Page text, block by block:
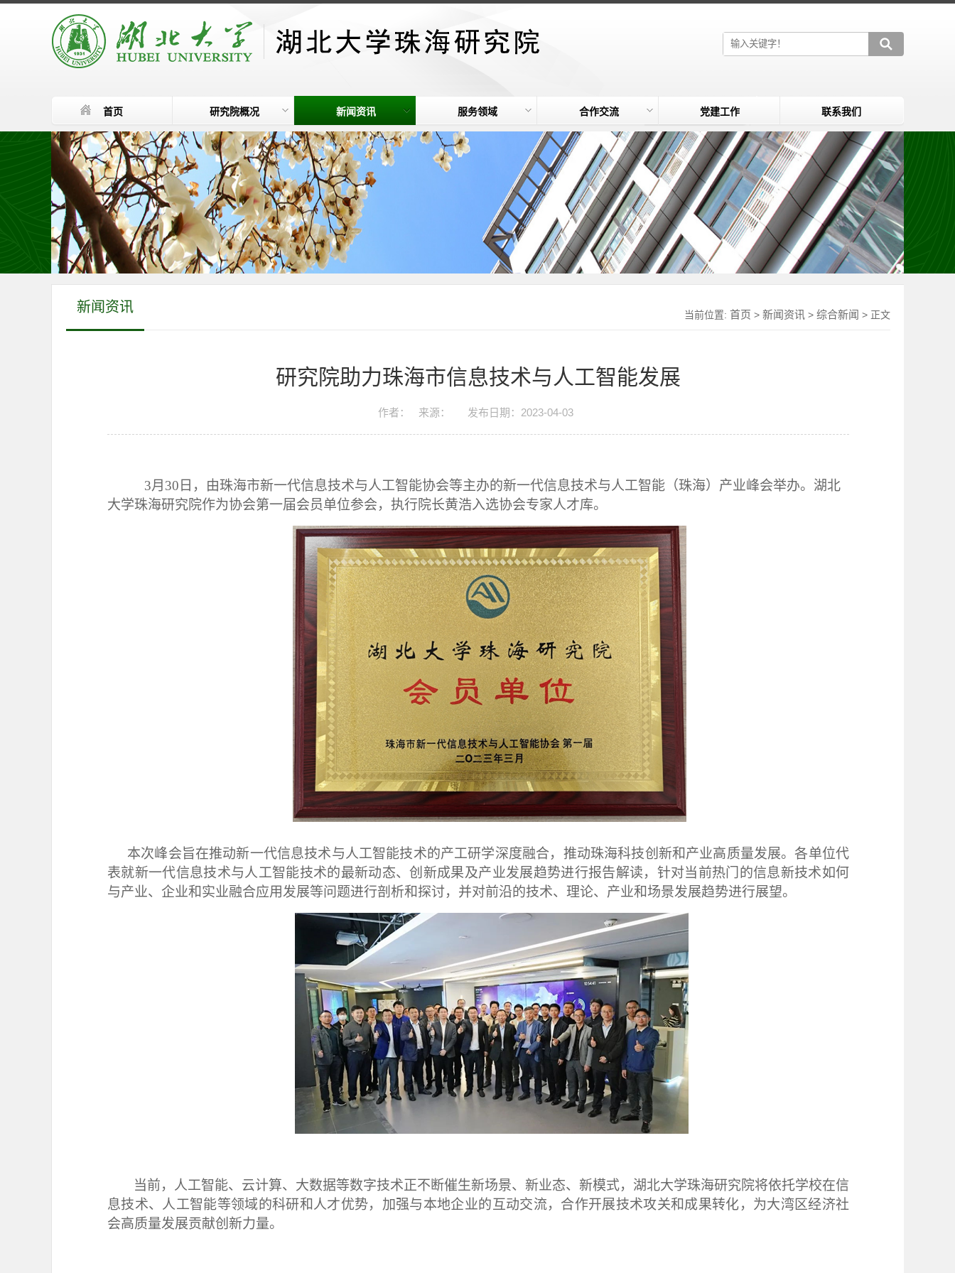
首页 研究院概况 新闻资讯 服务领域 合作交流 党建工作 联系我们
新闻资讯 当前位置: 首页 > 新闻资讯 > 综合新闻 > 正文
研究院助力珠海市信息技术与人工智能发展
作者： 来源： 发布日期：2023-04-03
3月 30 日，由珠海市新一代信息技术与人工智能协会等主办的新一代信息技术与人工智能（珠海）产业峰会举办。湖北
大学珠海研究院作为协会第一届会员单位参会，执行院长黄浩入选协会专家人才库。
本次峰会旨在推动新一代信息技术与人工智能技术的产工研学深度融合，推动珠海科技创新和产业高质量发展。各单位代
表就新一代信息技术与人工智能技术的最新动态、创新成果及产业发展趋势进行报告解读，针对当前热门的信息新技术如何
与产业、企业和实业融合应用发展等问题进行剖析和探讨，并对前沿的技术、理论、产业和场景发展趋势进行展望。
当前，人工智能、云计算、大数据等数字技术正不断催生新场景、新业态、新模式，湖北大学珠海研究院将依托学校在信
息技术、人工智能等领域的科研和人才优势，加强与本地企业的互动交流，合作开展技术攻关和成果转化，为大湾区经济社
会高质量发展贡献创新力量。